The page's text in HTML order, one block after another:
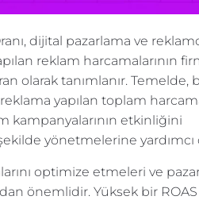
dijital pazarlama ve
reklam harcamalarının
olarak tanımlanır. Temelde,
yapılan toplam
kampanyalarının etkinliğini
yönetmelerine yardımcı
optimize etmeleri ve
önemlidir. Yüksek bir